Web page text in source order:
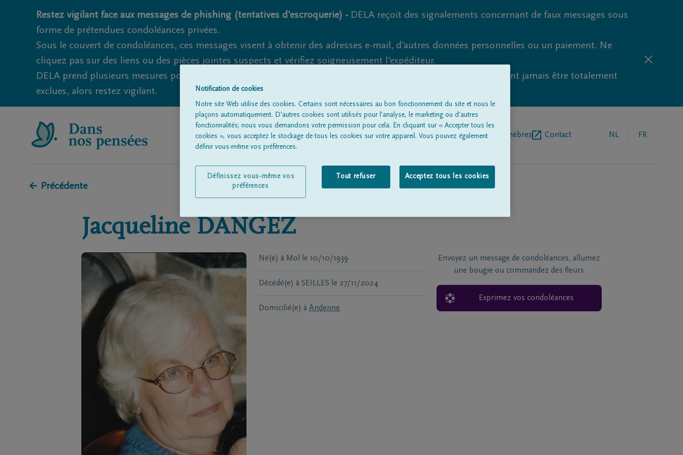
Restez vigilant face aux messages de phishing (tentatives d'escroquerie) - DELA reçoit des signalements concernant de faux messages sous
forme de prétendues condoléances privées.
Sous le couvert de condoléances, ces messages visent à obtenir des adresses e-mail, d'autres données personnelles ou un paiement. Ne
cliquez pas sur des liens ou des pièces jointes suspects et vérifiez soigneusement l'expéditeur.
DELA prend plusieurs mesures pour éviter cela. Cependant, les tentatives d'hameçonnage et de fraude ne peuvent jamais être totalement
exclues, alors restez vigilant.
Tous les avis de décèsÀ propos de nousEntrepreneur de pompes funèbres Contact NL FR
← Précédente
Jacqueline DANGEZ
Né(e) à Mol le 10/10/1939
Décédé(e) à SEILLES le 27/11/2024
Domicilié(e) à Andenne
Envoyez un message de condoléances, allumez
une bougie ou commandez des fleurs
Exprimez vos condoléances
Notification de cookies
Notre site Web utilise des cookies. Certains sont nécessaires au bon fonctionnement du site et nous le
plaçons automatiquement. D'autres cookies sont utilisés pour l'analyse, le marketing ou d'autres
fonctionnalités; nous vous demandons votre permission pour cela. En cliquant sur « Accepter tous les
cookies », vous acceptez le stockage de tous les cookies sur votre appareil. Vous pouvez également
définir vous-même vos préférences.
Tout refuser Acceptez tous les cookies
Définissez vous-même vos
préférences